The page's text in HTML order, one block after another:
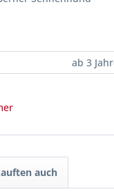
ab 3
auch